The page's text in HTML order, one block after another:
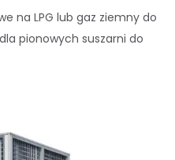
na LPG lub gaz ziemny do
pionowych suszarni do